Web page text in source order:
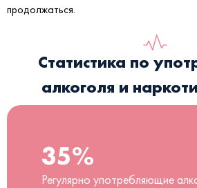
продолжаться.
Статистика по
алкоголя и
35%
Регулярно употребляющие